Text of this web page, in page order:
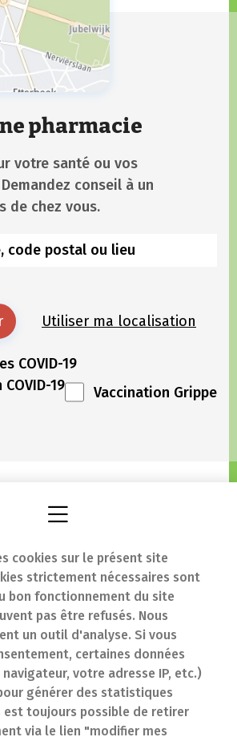
cookies sur le présent site
strictement nécessaires sont
bon fonctionnement du site
pas être refusés. Nous
un outil d'analyse. Si vous
certaines données
votre adresse IP, etc.)
générer des statistiques
est toujours possible de retirer
via le lien "modifier mes
pharmacie
votre santé ou vos
conseil à un
de chez vous.
Utiliser ma localisation
COVID-19
19
Vaccination Grippe
En cas d'urgence
Contact
Questions
fréquentes (FAQ)